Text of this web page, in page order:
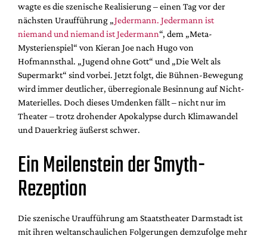
wagte es die szenische Realisierung – einen Tag vor der
nächsten Uraufführung „Jedermann. Jedermann ist
niemand und niemand ist Jedermann“, dem „Meta-
Mysterienspiel“ von Kieran Joe nach Hugo von
Hofmannsthal. „Jugend ohne Gott“ und „Die Welt als
Supermarkt“ sind vorbei. Jetzt folgt, die Bühnen-Bewegung
wird immer deutlicher, überregionale Besinnung auf Nicht-
Materielles. Doch dieses Umdenken fällt – nicht nur im
Theater – trotz drohender Apokalypse durch Klimawandel
und Dauerkrieg äußerst schwer.
Ein Meilenstein der Smyth-
Rezeption
Die szenische Uraufführung am Staatstheater Darmstadt ist
mit ihren weltanschaulichen Folgerungen demzufolge mehr